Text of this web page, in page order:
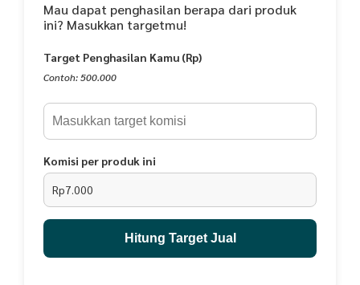
masakan - Dijadikan campuran makanan Masa Penyimpanan: 12 Bulan
Setelah Pengiriman DINKES PIRT 215517101019021
Mau dapat penghasilan berapa dari produk
ini? Masukkan targetmu!
Target Penghasilan Kamu (Rp)
Contoh: 500.000
Komisi per produk ini
Rp7.000
Hitung Target Jual